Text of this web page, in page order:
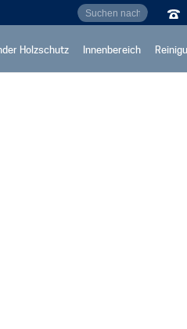
Holzschutz Innenbereich